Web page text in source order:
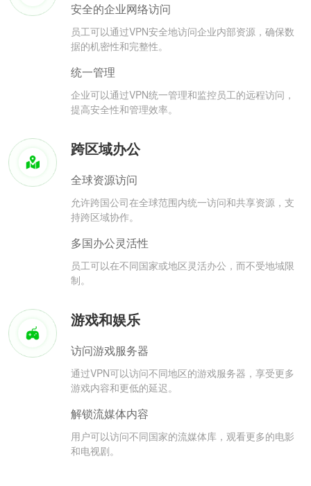
安全的企业网络访问
员工可以通过VPN安全地访问企业内部资源，确保数
据的机密性和完整性。
统一管理
企业可以通过VPN统一管理和监控员工的远程访问，
提高安全性和管理效率。
跨区域办公
全球资源访问
允许跨国公司在全球范围内统一访问和共享资源，支
持跨区域协作。
多国办公灵活性
员工可以在不同国家或地区灵活办公，而不受地域限
制。
游戏和娱乐
访问游戏服务器
通过VPN可以访问不同地区的游戏服务器，享受更多
游戏内容和更低的延迟。
解锁流媒体内容
用户可以访问不同国家的流媒体库，观看更多的电影
和电视剧。